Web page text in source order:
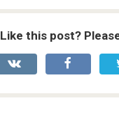
Like this post?